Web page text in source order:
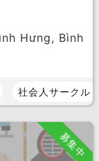
Hưng, Bình
社会人サークル
募集中